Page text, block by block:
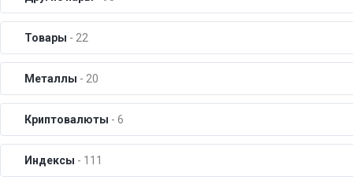
Товары - 22
Металлы - 20
Криптовалюты - 6
Индексы - 111